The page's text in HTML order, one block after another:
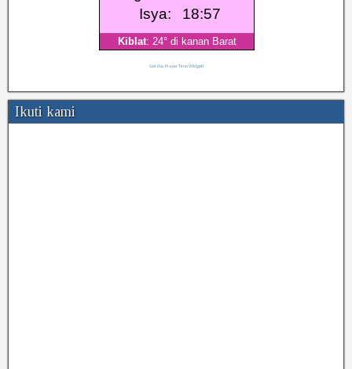
Get this Prayer Time Widget!
Ikuti kami